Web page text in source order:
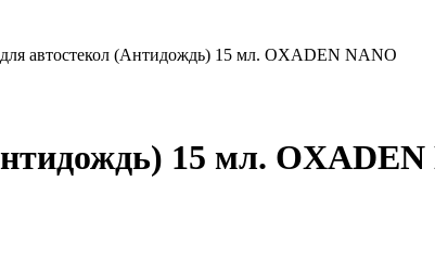
автостекол (Антидождь) 15 мл. OXADEN NANO
15 мл.